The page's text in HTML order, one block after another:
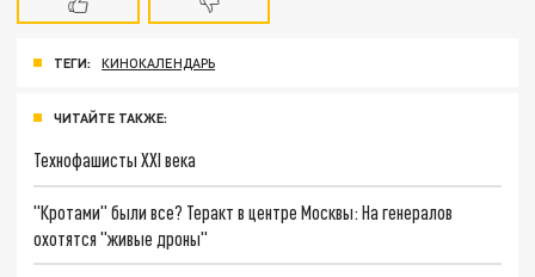
ТЕГИ: КИНОКАЛЕНДАРЬ
ЧИТАЙТЕ ТАКЖЕ:
Технофашисты XXI века
"Кротами" были все? Теракт в центре Москвы: На генералов
охотятся "живые дроны"